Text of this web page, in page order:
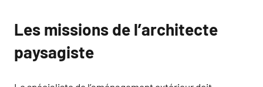
Les missions de l’architecte
paysagiste